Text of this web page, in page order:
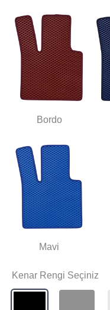
Bordo
Mavi
Kenar Rengi Seçiniz